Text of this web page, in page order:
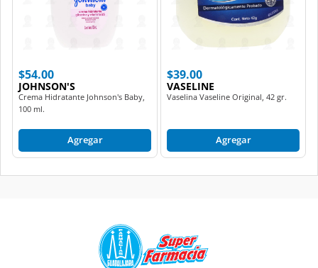
$54.00
JOHNSON'S
Crema Hidratante Johnson's Baby,
100 ml.
Agregar
$39.00
VASELINE
Vaselina Vaseline Original, 42 gr.
Agregar